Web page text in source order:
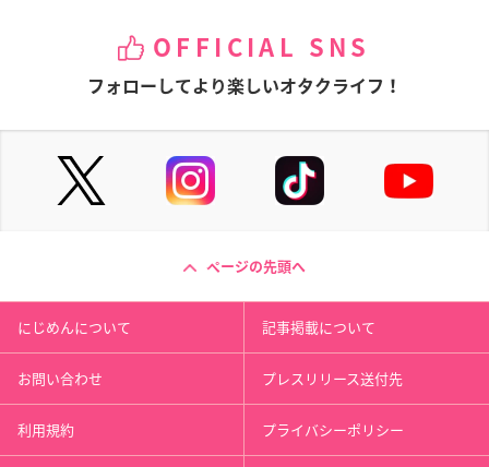
OFFICIAL SNS
フォローしてより楽しいオタクライフ！
ページの先頭へ
にじめんについて 記事掲載について
お問い合わせ プレスリリース送付先
利用規約 プライバシーポリシー